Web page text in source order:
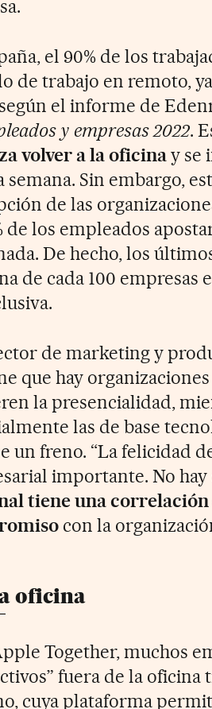
el 90% de los
de trabajo en remoto,
según el informe de
y empresas 2022.
volver a la oficinay se
semana. Sin embargo,
de las
de los empleados
De hecho, los
de cada 100
de marketing y
que hay
la presencialidad,
las de base
un freno. “La felicidad
importante. No
tiene una
con la
oficina
Together, muchos
fuera de la oficina
cuya plataforma